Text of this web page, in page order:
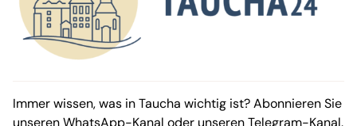
Immer wissen, was in Taucha wichtig ist? Abonnieren Sie
unserenWhatsApp-Kanal oder unserenTelegram-Kanal.